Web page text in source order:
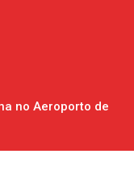
no Aeroporto de